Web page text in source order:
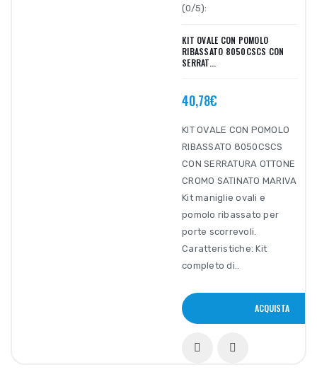
(0/5):
KIT OVALE CON POMOLO
RIBASSATO 8050CSCS CON
SERRAT...
40,78€
KIT OVALE CON POMOLO
RIBASSATO 8050CSCS
CON SERRATURA OTTONE
CROMO SATINATO MARIVA
Kit maniglie ovali e
pomolo ribassato per
porte scorrevoli.
Caratteristiche: Kit
completo di..
ACQUISTA